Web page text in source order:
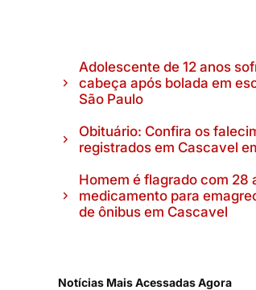
Adolescente de 12 anos
cabeça após bolada em
São Paulo
Obituário: Confira os
registrados em Cascavel
Homem é flagrado com 28
medicamento para
de ônibus em Cascavel
Notícias Mais Acessadas Agora